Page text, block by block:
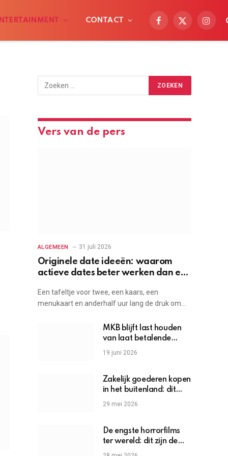
CONTACT
Facebook
X
Vers van de pers
ALGEMEEN 31 juli 2026
Originele date ideeën: waarom
actieve dates beter werken dan een
Een tafeltje voor twee, een kaars, een
menukaart en anderhalf uur lang de druk om…
MKB blijft last houden
van laat betalende
grote bedrijven
19 juni 2026
Zakelijk goederen kopen
in het buitenland: dit
moet je weten
29 mei 2026
De engste horrorfilms
ter wereld: dit zijn de
griezels die je hartslag